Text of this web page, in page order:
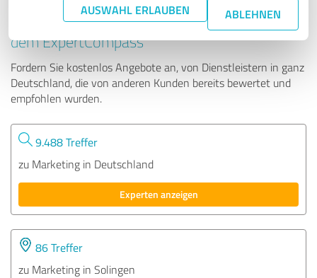
AUSWAHL ERLAUBEN ABLEHNEN
Tipp: Die passenden Experten finden - mit
dem ExpertCompass
Fordern Sie kostenlos Angebote an, von Dienstleistern in ganz
Deutschland, die von anderen Kunden bereits bewertet und
empfohlen wurden.
9.488 Treffer
zu Marketing in Deutschland
Experten anzeigen
86 Treffer
zu Marketing in Solingen